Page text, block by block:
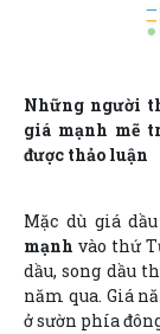
Những người
giá mạnh mẽ
được thảo luận
Mặc dù giá
mạnh vào thứ
dầu, song dầu
năm qua. Giá
ở sườn phía